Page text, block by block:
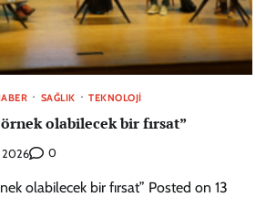
SAĞLIK TEKNOLOJI
olabilecek bir fırsat”
2026 0
olabilecek bir fırsat” Posted on 13